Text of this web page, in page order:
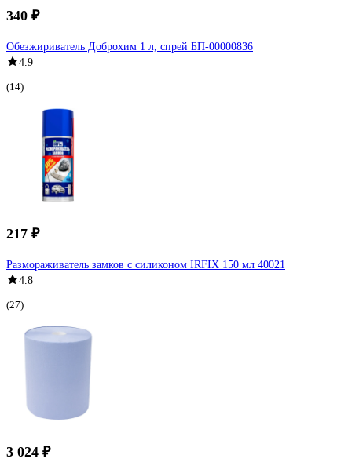
340 ₽
Обезжириватель Доброхим 1 л, спрей БП-00000836
4.9
(14)
217 ₽
Размораживатель замков с силиконом IRFIX 150 мл 40021
4.8
(27)
3 024 ₽